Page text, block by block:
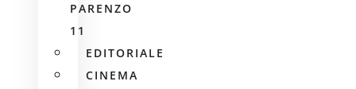
PARENZO
11
EDITORIALE
CINEMA